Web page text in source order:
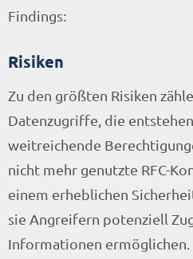
Findings:
Risiken
Zu den größten Risiken
Datenzugriffe, die
weitreichende
nicht mehr genutzte RFC-
einem erheblichen
sie Angreifern potenziell
Informationen ermöglichen.